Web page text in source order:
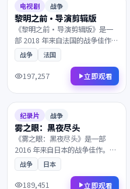
9.0
电视剧 战争
黎明之前·导演剪辑版
《黎明之前·导演剪辑版》是一
部 2018 年来自法国的战争佳作。
当真相只剩一线之隔，一群孤独
的旅人在终点的小酒馆相遇。镜
头语言细腻动人，配乐与画面相
得益彰，影迷不容错过。
战争 法国
197,257 立即观看
6.9
纪录片 战争
雾之眼：黑夜尽头
《雾之眼：黑夜尽头》是一部
2016 年来自日本的战争佳作。当
所有人都以为故事已经结束，一
个普通人意外卷入了跨国阴谋的
中心。镜头语言细腻动人，配乐
战争 日本
189,451 立即观看